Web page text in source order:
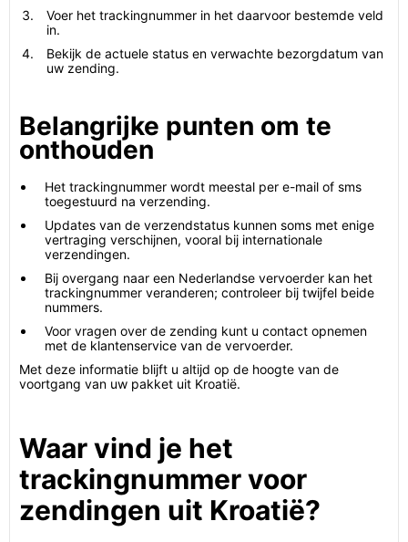
Voer het trackingnummer in het daarvoor bestemde veld
in.
Bekijk de actuele status en verwachte bezorgdatum van
uw zending.
Belangrijke punten om te
onthouden
Het trackingnummer wordt meestal per e-mail of sms
toegestuurd na verzending.
Updates van de verzendstatus kunnen soms met enige
vertraging verschijnen, vooral bij internationale
verzendingen.
Bij overgang naar een Nederlandse vervoerder kan het
trackingnummer veranderen; controleer bij twijfel beide
nummers.
Voor vragen over de zending kunt u contact opnemen
met de klantenservice van de vervoerder.
Met deze informatie blijft u altijd op de hoogte van de
voortgang van uw pakket uit Kroatië.
Waar vind je het
trackingnummer voor
zendingen uit Kroatië?